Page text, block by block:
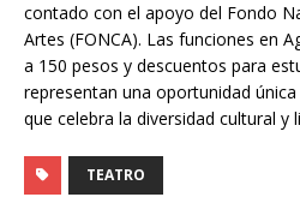
contado con el apoyo del Fondo
Artes (FONCA). Las funciones en
a 150 pesos y descuentos para
representan una oportunidad
que celebra la diversidad cultural y
TEATRO